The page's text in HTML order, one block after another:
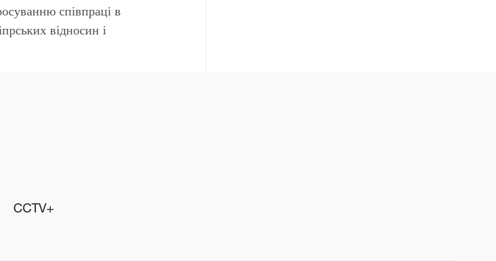
співпраці в
відносин і
CCTV+